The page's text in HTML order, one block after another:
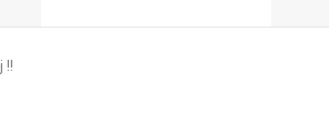
!!